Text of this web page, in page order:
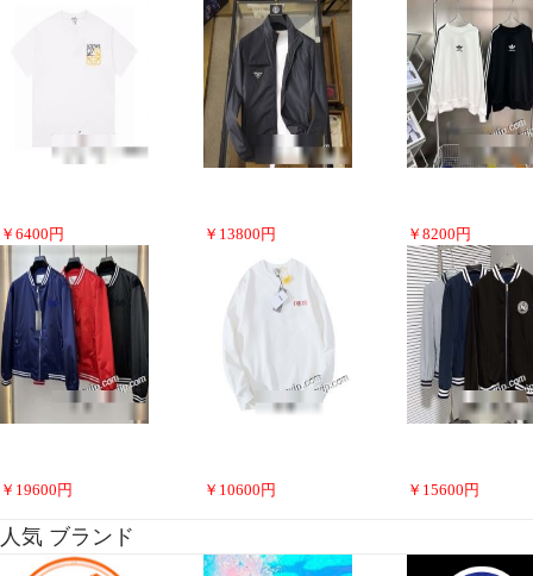
￥ 6400 円 ￥ 13800 円 ￥ 8200 円
￥ 19600 円 ￥ 10600 円 ￥ 15600 円
人気 ブランド